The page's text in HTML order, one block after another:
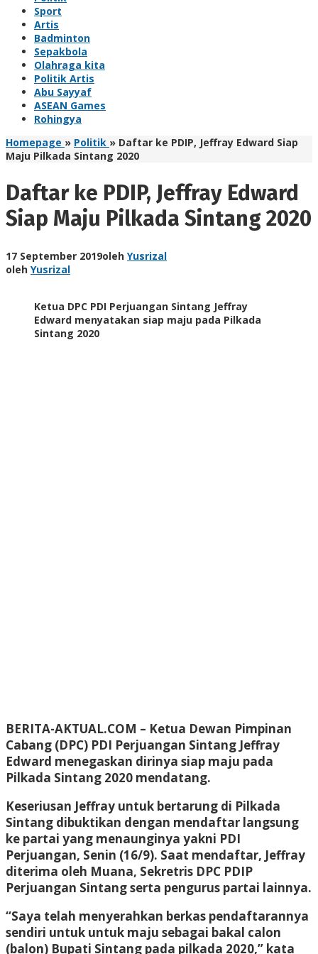
Sport
Artis
Badminton
Sepakbola
Olahraga kita
Politik Artis
Abu Sayyaf
ASEAN Games
Rohingya
Homepage » Politik » Daftar ke PDIP, Jeffray Edward Siap
Maju Pilkada Sintang 2020
Daftar ke PDIP, Jeffray Edward
Siap Maju Pilkada Sintang 2020
17 September 2019oleh Yusrizal
oleh Yusrizal
Ketua DPC PDI Perjuangan Sintang Jeffray
Edward menyatakan siap maju pada Pilkada
Sintang 2020
BERITA-AKTUAL.COM – Ketua Dewan Pimpinan
Cabang (DPC) PDI Perjuangan Sintang Jeffray
Edward menegaskan dirinya siap maju pada
Pilkada Sintang 2020 mendatang.
Keseriusan Jeffray untuk bertarung di Pilkada
Sintang dibuktikan dengan mendaftar langsung
ke partai yang menaunginya yakni PDI
Perjuangan, Senin (16/9). Saat mendaftar, Jeffray
diterima oleh Muana, Sekretris DPC PDIP
Perjuangan Sintang serta pengurus partai lainnya.
“Saya telah menyerahkan berkas pendaftarannya
sendiri untuk untuk maju sebagai bakal calon
(balon) Bupati Sintang pada pilkada 2020,” kata